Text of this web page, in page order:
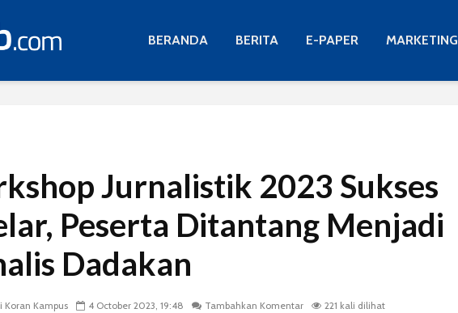
BERANDA BERITA E-PAPER MARKETING
Jurnalistik 2023 Sukses
Peserta Ditantang Menjadi
Dadakan
Koran Kampus 4 October 2023, 19:48 Tambahkan Komentar
221 kali dilihat